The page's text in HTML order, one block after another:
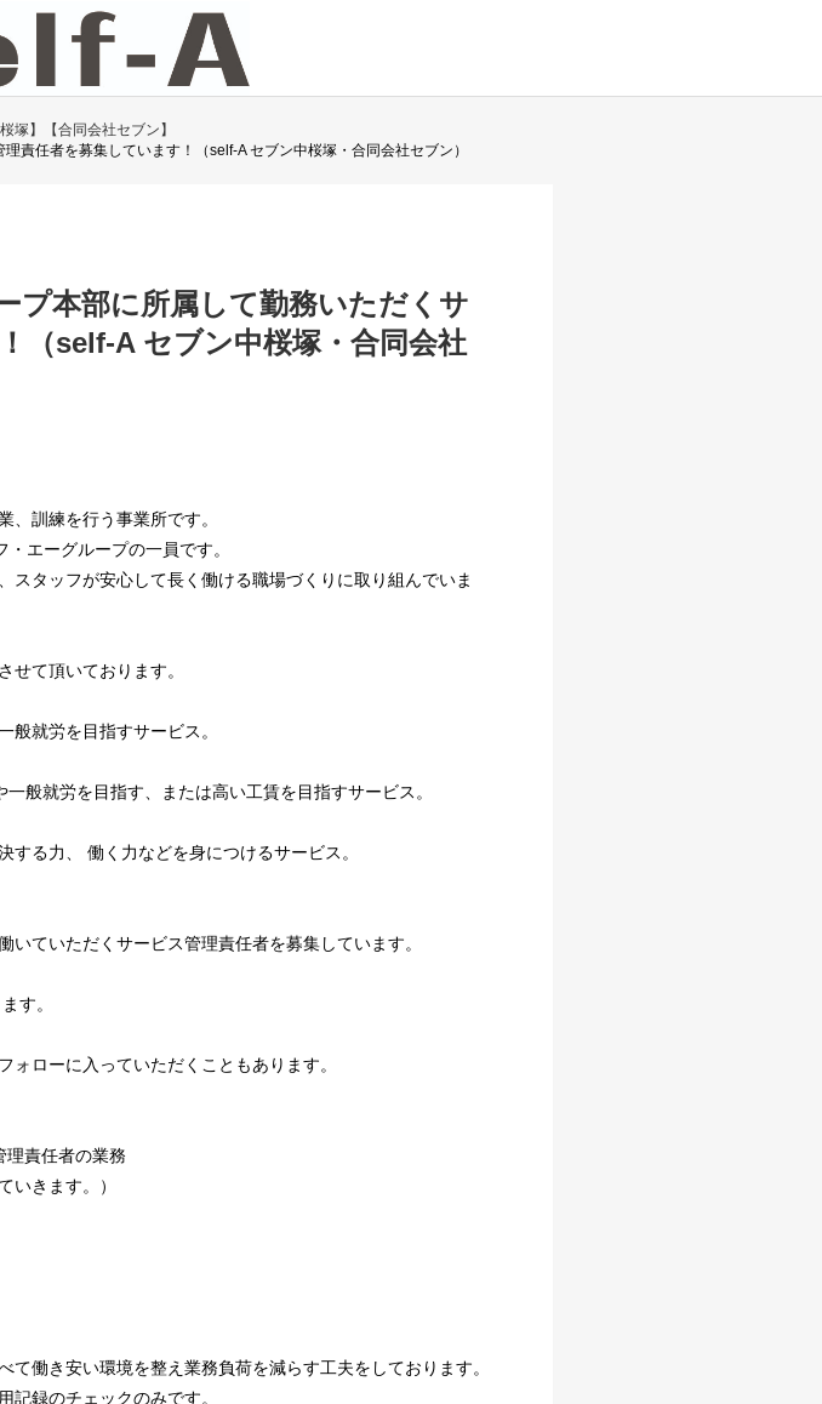
塚】【合同会社セブン】
責任者を募集しています！（self-A セブン中桜塚・合同会社セブン）
プ本部に所属して勤務いただくサ
（self-A セブン中桜塚・合同会社
、訓練を行う事業所です。
エーグループの一員です。
タッフが安心して長く働ける職場づくりに取り組んでいま
せて頂いております。
就労を目指すサービス。
般就労を目指す、または高い工賃を目指すサービス。
る力、 働く力などを身につけるサービス。
ていただくサービス管理責任者を募集しています。
す。
ローに入っていただくこともあります。
理責任者の業務
いきます。）
働き安い環境を整え業務負荷を減らす工夫をしております。
記録のチェックのみです。